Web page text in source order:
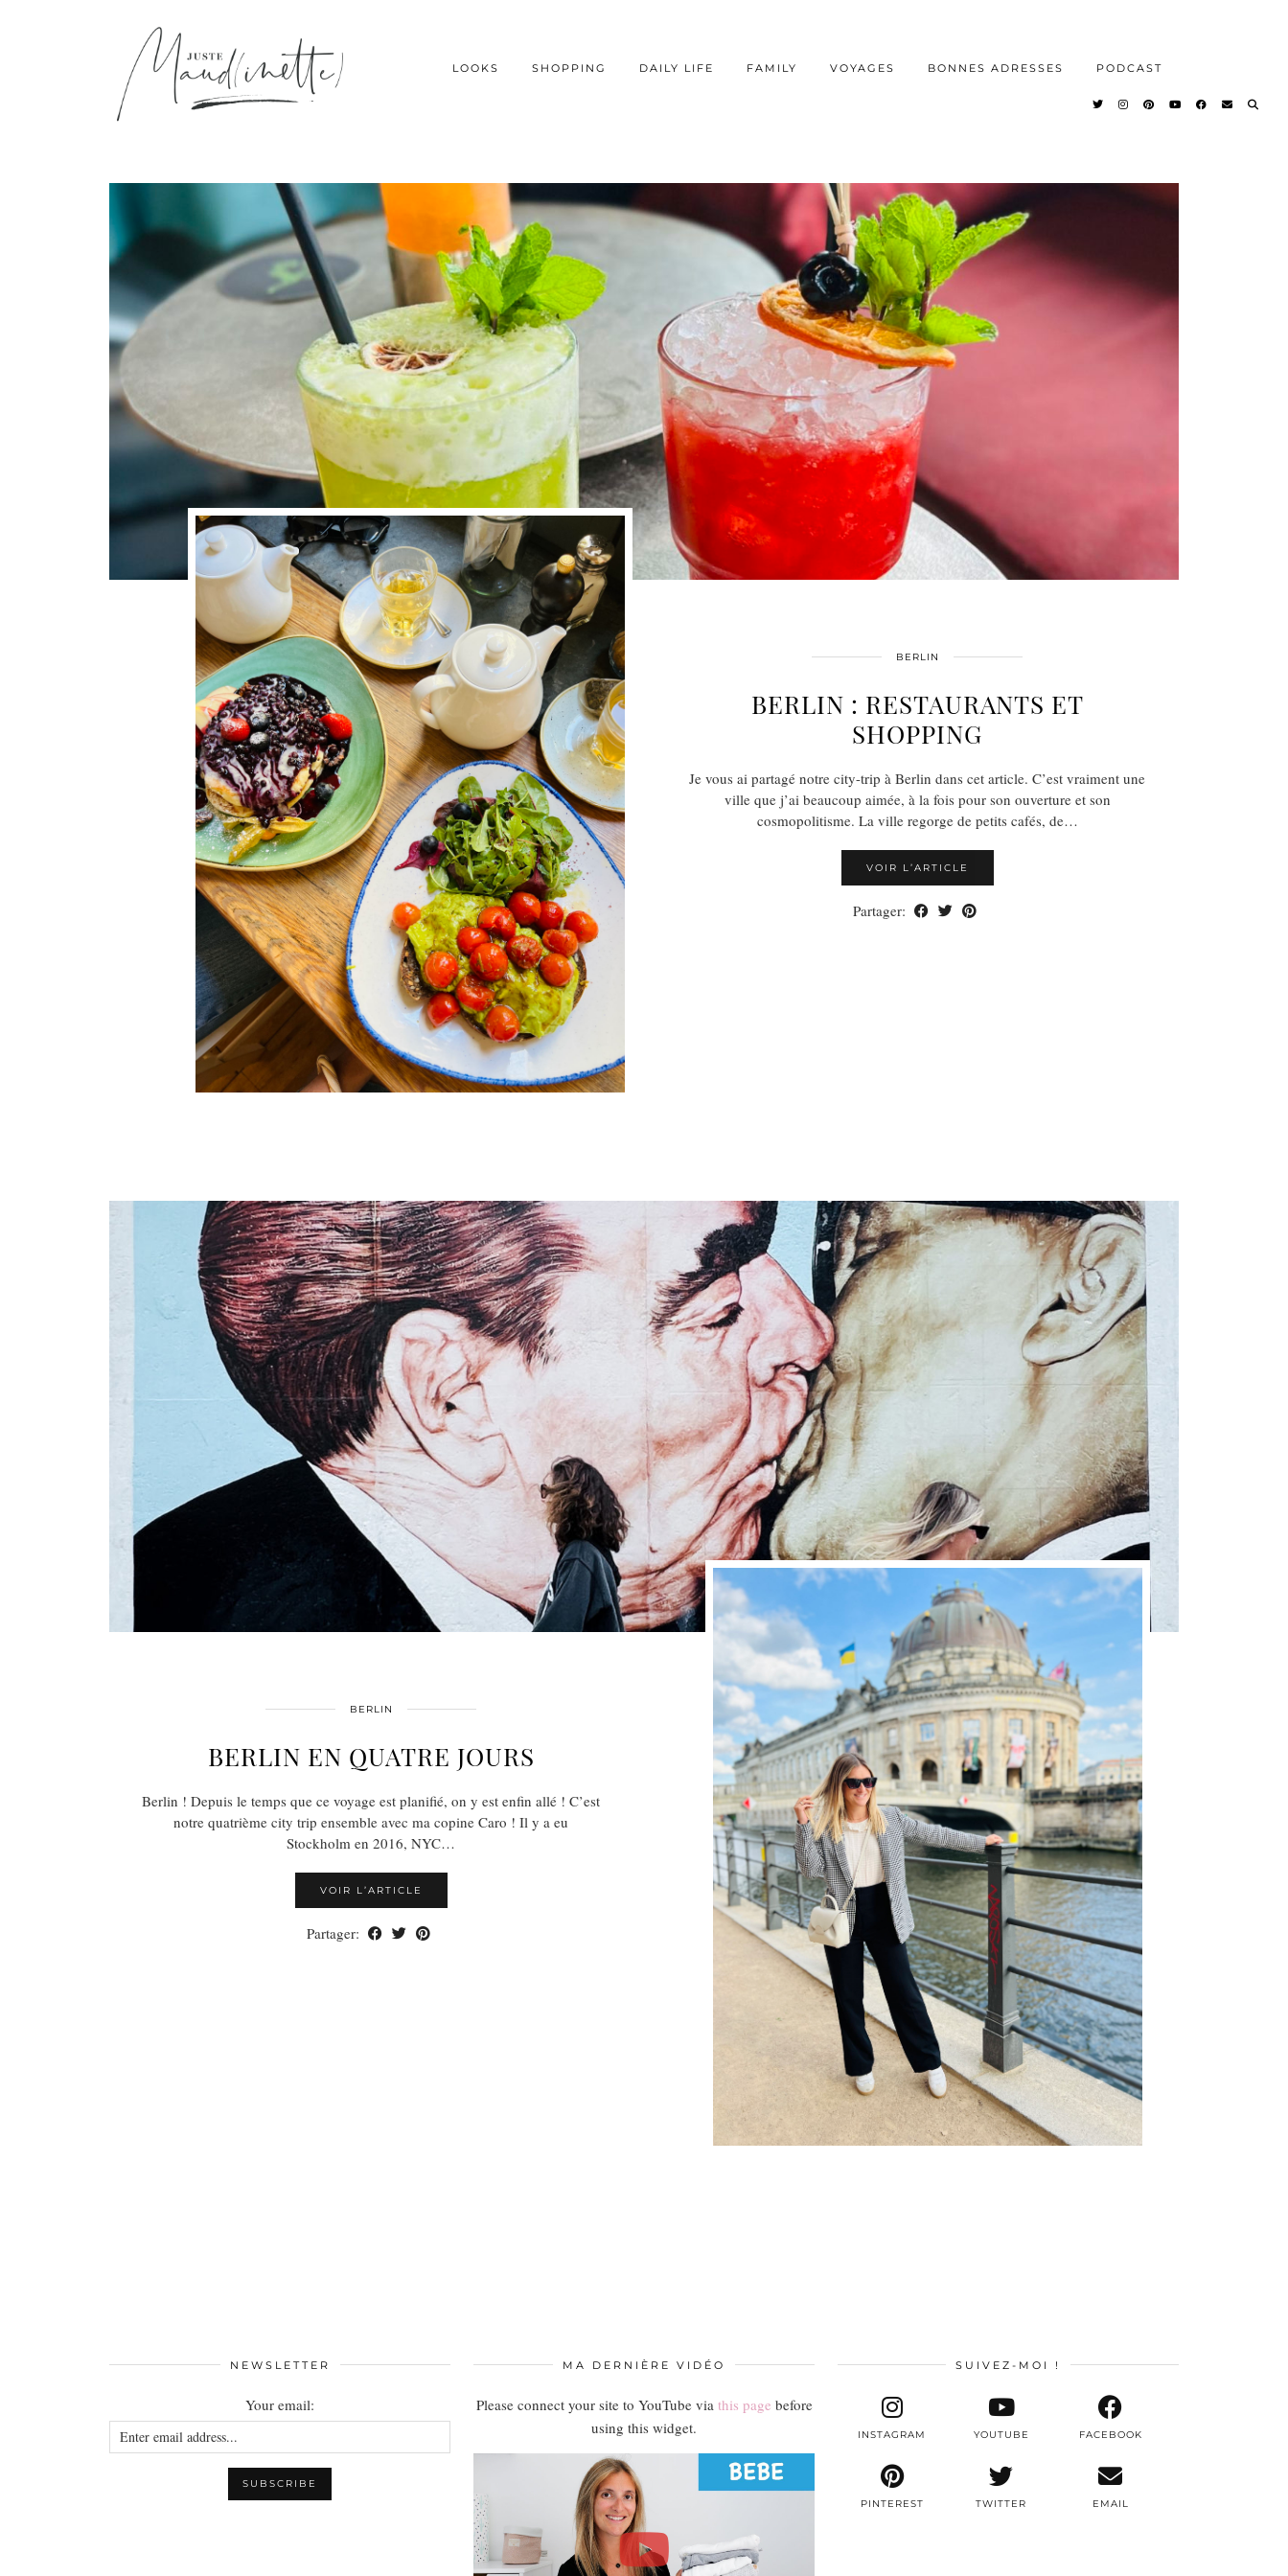
LOOKS SHOPPING DAILY LIFE FAMILY VOYAGES BONNES ADRESSES PODCAST
BERLIN
BERLIN : RESTAURANTS ET
SHOPPING
Je vous ai partagé notre city-trip à Berlin dans cet article. C’est vraiment une
ville que j’ai beaucoup aimée, à la fois pour son ouverture et son
cosmopolitisme. La ville regorge de petits cafés, de…
VOIR L’ARTICLE
Partager:
BERLIN
BERLIN EN QUATRE JOURS
Berlin ! Depuis le temps que ce voyage est planifié, on y est enfin allé ! C’est
notre quatrième city trip ensemble avec ma copine Caro ! Il y a eu
Stockholm en 2016, NYC…
VOIR L’ARTICLE
Partager:
NEWSLETTER
Your email:
MA DERNIÈRE VIDÉO
Please connect your site to YouTube via this page before
using this widget.
SUIVEZ-MOI !
TWITTER
INSTAGRAM FACEBOOK
PINTEREST
YOUTUBE
EMAIL